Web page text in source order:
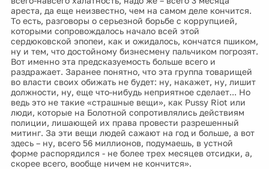
ареста, да еще неизвестно, чем на самом деле кончится.
То есть, разговоры о серьезной борьбе с коррупцией,
которыми сопровождалось начало всей этой
сердюковской эпопеи, как и ожидалось, кончатся пшиком,
ну и тем, что достойному бизнесмену пальчиком погрозят.
Вот именно эта предсказуемость больше всего и
раздражает. Заранее понятно, что эта группа товарищей
во власти своих обижать не будет: ну, накажет, ну, лишит
должности, ну, еще что-нибудь неприятное сделает... Но
ведь это не такие «страшные вещи», как Pussy Riot или
люди, которые на Болотной сопротивлялись действиям
полиции, лишающей их права провести разрешенный
митинг. За эти вещи людей сажают на год и больше, а вот
здесь – ну, всего 56 миллионов, подумаешь, в устной
форме распорядился - не более трех месяцев отсидки, а,
скорее всего, вообще ничем не кончится».